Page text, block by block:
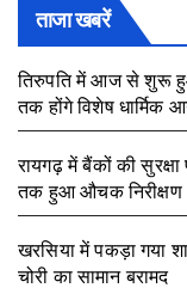
ताजा खबरें
तिरुपति में आज से शुरू
तक होंगे विशेष धार्मिक
रायगढ़ में बैंकों की
तक हुआ औचक निरीक्षण
खरसिया में पकड़ा गया
चोरी का सामान बरामद